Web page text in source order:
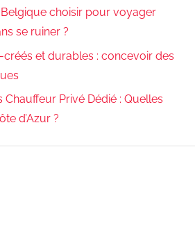
choisir pour voyager
se ruiner ?
et durables : concevoir des
Privé Dédié : Quelles
d’Azur ?